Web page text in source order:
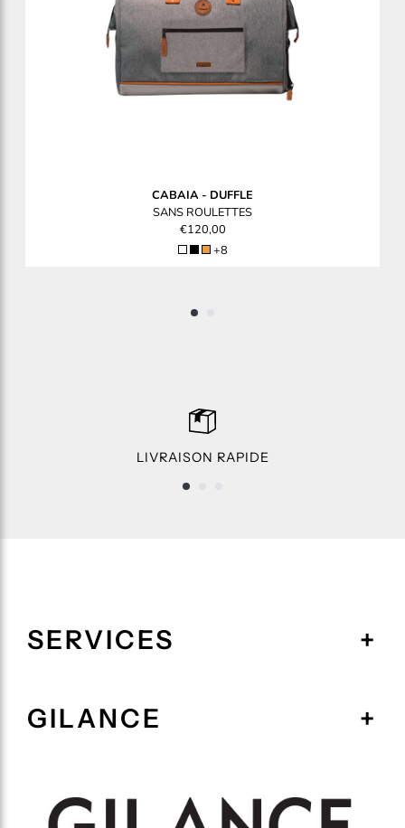
CABAIA- DUFFLE
SANS ROULETTES
€120,00
+8
LIVRAISON RAPIDE
SERVICES
GILANCE